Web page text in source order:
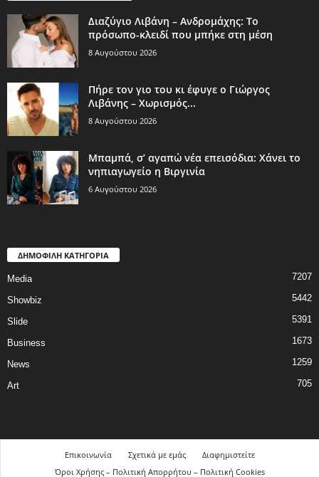
Διαζύγιο Λιβάνη – Ανδρομάχης: Το
πρόσωπο-κλειδί που μπήκε στη μέση
8 Αυγούστου 2026
Πήρε τον γιο του κι έφυγε ο Γιώργος
Λιβάνης – Χωρισμός...
8 Αυγούστου 2026
Μπαμπά, σ’ αγαπώ νέα επεισόδια: Χάνει το
νηπιαγωγείο η Βιργινία
6 Αυγούστου 2026
ΔΗΜΟΦΙΛΗ ΚΑΤΗΓΟΡΙΑ
Media 7207
Showbiz 5442
Slide 5391
Business 1673
News 1259
Art 705
Επικοινωνία Σχετικά με εμάς
Διαφημιστείτε
Όροι Χρήσης – Πολιτική Απορρήτου – Πολιτική Cookies